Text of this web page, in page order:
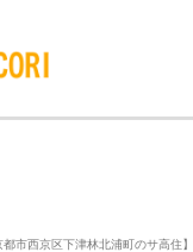
都市西京区下津林北浦町のサ高